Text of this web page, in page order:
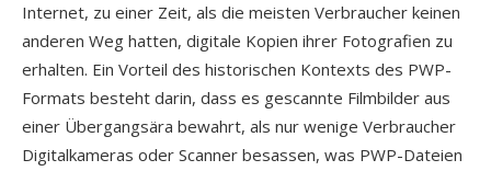
Internet, zu einer Zeit, als die meisten Verbraucher keinen
anderen Weg hatten, digitale Kopien ihrer Fotografien zu
erhalten. Ein Vorteil des historischen Kontexts des PWP-
Formats besteht darin, dass es gescannte Filmbilder aus
einer Übergangsära bewahrt, als nur wenige Verbraucher
Digitalkameras oder Scanner besassen, was PWP-Dateien